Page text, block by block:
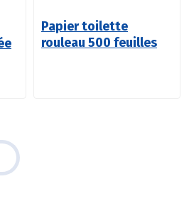
Papier toilette
rouleau 500 feuilles